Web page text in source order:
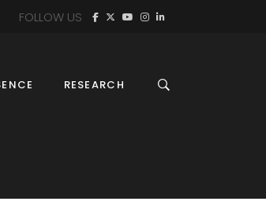
FOLLOW US
RESEARCH